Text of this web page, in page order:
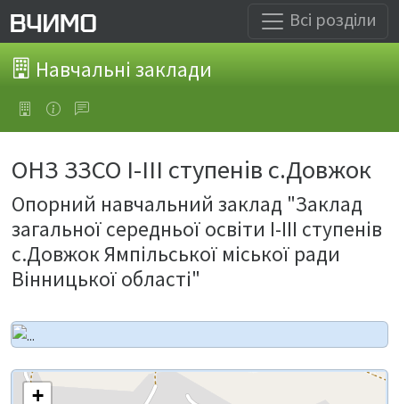
Всі розділи
Навчальні заклади
ОНЗ ЗЗСО І-ІІІ ступенів с.Довжок
Опорний навчальний заклад "Заклад
загальної середньої освіти І-ІІІ ступенів
с.Довжок Ямпільської міської ради
Вінницької області"
+